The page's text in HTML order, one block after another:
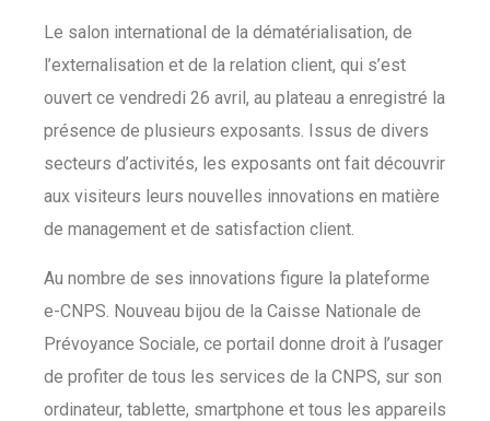
Le salon international de la dématérialisation, de
l’externalisation et de la relation client, qui s’est
ouvert ce vendredi 26 avril, au plateau a enregistré la
présence de plusieurs exposants. Issus de divers
secteurs d’activités, les exposants ont fait découvrir
aux visiteurs leurs nouvelles innovations en matière
de management et de satisfaction client.
Au nombre de ses innovations figure la plateforme
e-CNPS. Nouveau bijou de la Caisse Nationale de
Prévoyance Sociale, ce portail donne droit à l’usager
de profiter de tous les services de la CNPS, sur son
ordinateur, tablette, smartphone et tous les appareils